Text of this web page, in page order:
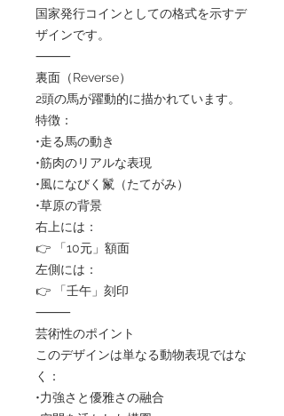
国家発行コインとしての格式を示すデ
ザインです。
⸻
裏面（Reverse）
2頭の馬が躍動的に描かれています。
特徴：
•走る馬の動き
•筋肉のリアルな表現
•風になびく鬣（たてがみ）
•草原の背景
右上には：
👉 「10元」額面
左側には：
👉 「壬午」刻印
⸻
芸術性のポイント
このデザインは単なる動物表現ではな
く：
•力強さと優雅さの融合